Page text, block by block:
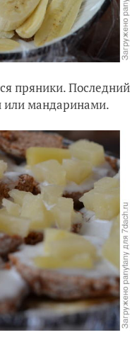
пряники. Последний
или мандаринами.